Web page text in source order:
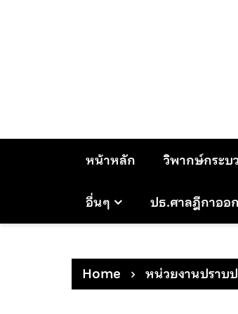
หน้าหลัก วิพากษ์กระบ
อื่นๆ ปธ.ศาลฎีกาออ
Home หน่วยงานปราบ